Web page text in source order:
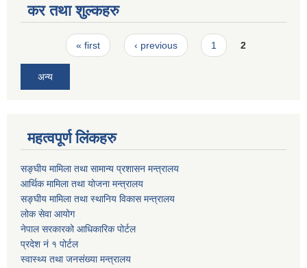
कर तथा शुल्कहरु
Pages« first ‹ previous 1 2
अन्य
महत्वपूर्ण लिंकहरु
सङ्घीय मामिला तथा सामान्य प्रशासन मन्त्रालय
आर्थिक मामिला तथा योजना मन्त्रालय
सङ्घीय मामिला तथा स्थानिय विकास मन्त्रालय
लोक सेवा आयोग
नेपाल सरकारको आधिकारिक पोर्टल
प्रदेश नं १ पोर्टल
स्वास्थ्य तथा जनसंख्या मन्त्रालय